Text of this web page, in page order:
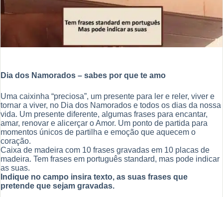
Dia dos Namorados – sabes por que te amo
Uma caixinha “preciosa”, um presente para ler e reler, viver e
tornar a viver, no Dia dos Namorados e todos os dias da nossa
vida. Um presente diferente, algumas frases para encantar,
amar, renovar e alicerçar o Amor. Um ponto de partida para
momentos únicos de partilha e emoção que aquecem o
coração.
Caixa de madeira com 10 frases gravadas em 10 placas de
madeira. Tem frases em português standard, mas pode indicar
as suas.
Indique no campo insira texto, as suas frases que
pretende que sejam gravadas.